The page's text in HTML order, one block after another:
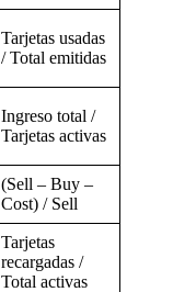
Tarjetas usadas
/ Total emitidas
Ingreso total /
Tarjetas activas
(Sell – Buy –
Cost) / Sell
Tarjetas
recargadas /
Total activas